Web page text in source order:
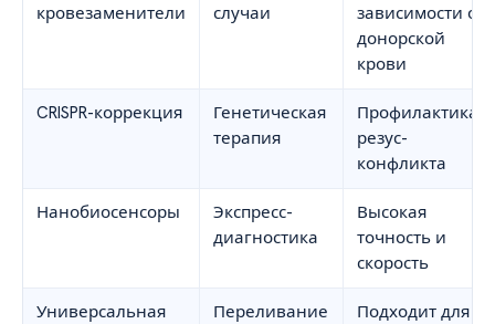
кровезаменители
случаи
зависимости от
донорской
крови
CRISPR-коррекция
Генетическая
терапия
Профилактика
резус-
конфликта
Нанобиосенсоры
Экспресс-
диагностика
Высокая
точность и
скорость
Универсальная
Переливание
Подходит для